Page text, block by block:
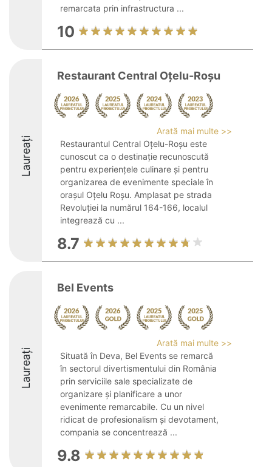
remarcata prin infrastructura ...
10
Laureați
Restaurant Central Oțelu-Roșu
Arată mai multe >>
Restaurantul Central Oțelu-Roșu este
cunoscut ca o destinație recunoscută
pentru experiențele culinare și pentru
organizarea de evenimente speciale în
orașul Oțelu Roșu. Amplasat pe strada
Revoluției la numărul 164-166, localul
integrează cu ...
8.7
Laureați
Bel Events
Arată mai multe >>
Situată în Deva, Bel Events se remarcă
în sectorul divertismentului din România
prin serviciile sale specializate de
organizare și planificare a unor
evenimente remarcabile. Cu un nivel
ridicat de profesionalism și devotament,
compania se concentrează ...
9.8